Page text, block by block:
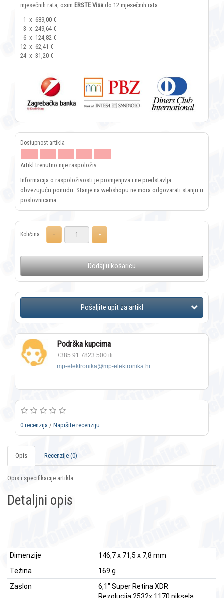
mjesečnih rata, osim ERSTE Visa do 12 mjesečnih rata.
1 x 689,00 €
3 x 249,64 €
6 x 124,82 €
12 x 62,41 €
24 x 31,20 €
Artikl trenutno nije raspoloživ.
Informacija o raspoloživosti je promjenjiva i ne predstavlja
obvezujuću ponudu. Stanje na webshopu ne mora odgovarati stanju u
poslovnicama.
Količina:
Dodaj u košaricu
Podrška kupcima
+385 91 7823 500 ili
mp-elektronika@mp-elektronika.hr
0 recenzija / Napišite recenziju
Opis Recenzije (0)
Opis i specifikacije artikla
Detaljni opis
Dimenzije
146,7 x 71,5 x 7,8 mm
Težina
169 g
Zaslon
6,1" Super Retina XDR
Rezolucija 2532x 1170 piksela,